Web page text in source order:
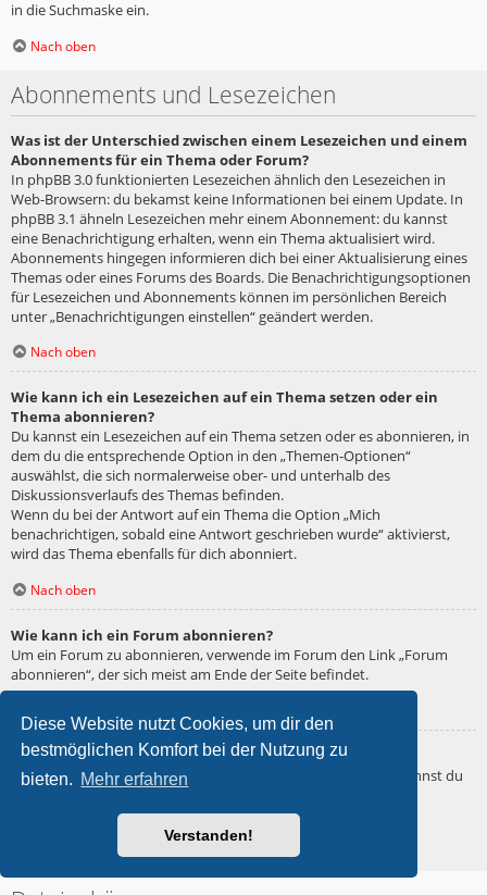
Diese Website nutzt Cookies, um dir den
bestmöglichen Komfort bei der Nutzung zu
bieten. Mehr erfahren
Verstanden!
in die Suchmaske ein.
Nach oben
Abonnements und Lesezeichen
Was ist der Unterschied zwischen einem Lesezeichen und einem
Abonnements für ein Thema oder Forum?
In phpBB 3.0 funktionierten Lesezeichen ähnlich den Lesezeichen in
Web-Browsern: du bekamst keine Informationen bei einem Update. In
phpBB 3.1 ähneln Lesezeichen mehr einem Abonnement: du kannst
eine Benachrichtigung erhalten, wenn ein Thema aktualisiert wird.
Abonnements hingegen informieren dich bei einer Aktualisierung eines
Themas oder eines Forums des Boards. Die Benachrichtigungsoptionen
für Lesezeichen und Abonnements können im persönlichen Bereich
unter „Benachrichtigungen einstellen“ geändert werden.
Nach oben
Wie kann ich ein Lesezeichen auf ein Thema setzen oder ein
Thema abonnieren?
Du kannst ein Lesezeichen auf ein Thema setzen oder es abonnieren, in
dem du die entsprechende Option in den „Themen-Optionen“
auswählst, die sich normalerweise ober- und unterhalb des
Diskussionsverlaufs des Themas befinden.
Wenn du bei der Antwort auf ein Thema die Option „Mich
benachrichtigen, sobald eine Antwort geschrieben wurde“ aktivierst,
wird das Thema ebenfalls für dich abonniert.
Nach oben
Wie kann ich ein Forum abonnieren?
Um ein Forum zu abonnieren, verwende im Forum den Link „Forum
abonnieren“, der sich meist am Ende der Seite befindet.
Wie deaktiviere ich meine Abonnements?
Wenn du mehrere Abonnements deaktivieren möchtest, so kannst du
verwalten“ machen.